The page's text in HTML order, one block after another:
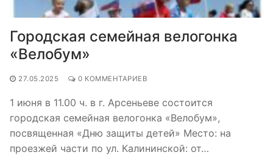
Городская семейная велогонка
«Велобум»
27.05.2025 0 КОММЕНТАРИЕВ
1 июня в 11.00 ч. в г. Арсеньеве состоится
городская семейная велогонка «Велобум»,
посвященная «Дню защиты детей» Место: на
проезжей части по ул. Калининской: от…